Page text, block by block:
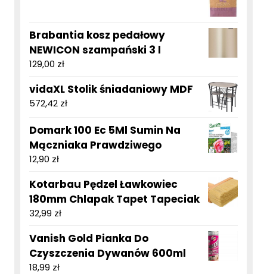
Brabantia kosz pedałowy
NEWICON szampański 3 l
129,00 zł
vidaXL Stolik śniadaniowy MDF
572,42 zł
Domark 100 Ec 5Ml Sumin Na
Mączniaka Prawdziwego
12,90 zł
Kotarbau Pędzel Ławkowiec
180mm Chlapak Tapet Tapeciak
32,99 zł
Vanish Gold Pianka Do
Czyszczenia Dywanów 600ml
18,99 zł